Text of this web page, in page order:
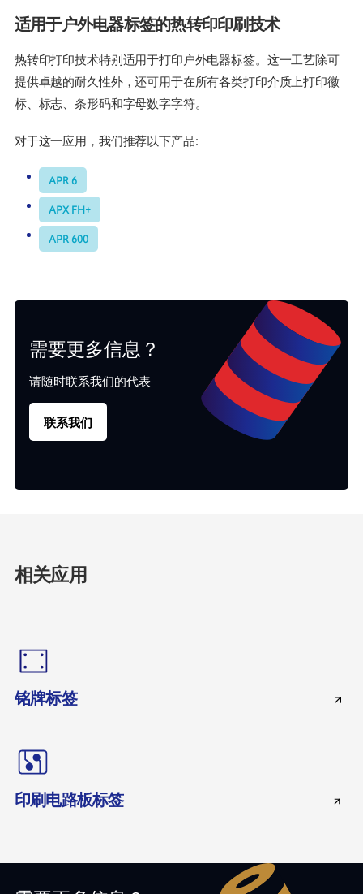
适用于户外电器标签的热转印印刷技术
热转印打印技术特别适用于打印户外电器标签。这一工艺除可
提供卓越的耐久性外，还可用于在所有各类打印介质上打印徽
标、标志、条形码和字母数字字符。
对于这一应用，我们推荐以下产品:
APR 6
APX FH+
APR 600
需要更多信息？
请随时联系我们的代表
联系我们
相关应用
铭牌标签
印刷电路板标签